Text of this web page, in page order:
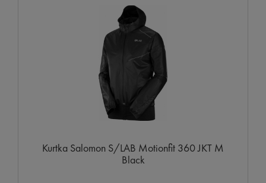
Kurtka Salomon S/LAB Motionfit 360 JKT M
Black